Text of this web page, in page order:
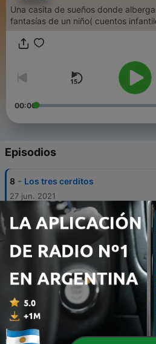
Una casita de sueños donde
fantasías de un niño( cuentos
00:00
Episodios
8 - Los tres cerditos
27 jun. 2021
7 Cenicienta
6 - La gallinita Roja
14 abr. 2021
5 El Mago de Oz
07 abr. 2021
4 - Caperucita Roja